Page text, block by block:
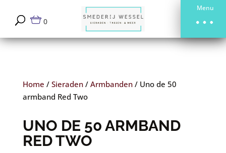
Menu
0
Home / Sieraden/ Armbanden/ Uno de 50
armband Red Two
UNO DE 50 ARMBAND
RED TWO